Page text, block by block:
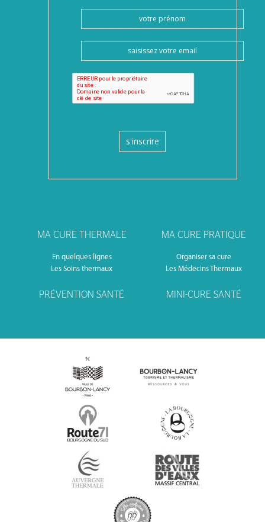
s'inscrire
MA CURE THERMALE
En quelques lignes
Les Soins thermaux
MA CURE PRATIQUE
Organiser sa cure
Les Médecins Thermaux
PRÉVENTION SANTÉ MINI-CURE SANTÉ